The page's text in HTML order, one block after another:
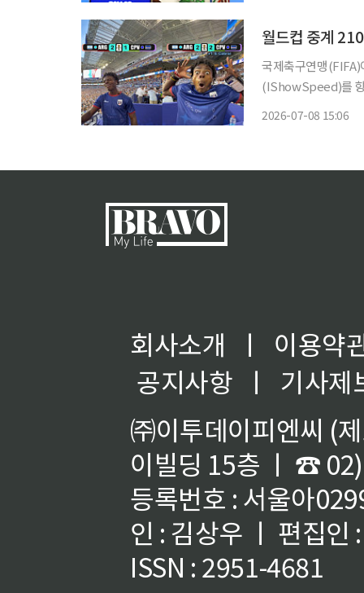
국제축구연맹(FIFA)
(IShowSpeed)를 향
2026-07-08 15:06
회사소개 ㅣ
이용약
공지사항
ㅣ
기사제
㈜이투데이피엔씨 (
이빌딩 15층 ㅣ ☎
등록번호 : 서울아
인 : 김상우 ㅣ 편집인
ISSN : 2951-4681